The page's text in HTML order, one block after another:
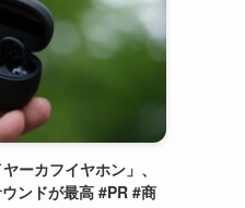
ーカフイヤホン」、
ンドが最高 #PR #商